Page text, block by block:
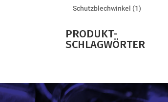
products
Schutzblechwinkel 11
PRODUKT-
SCHLAGWÖRTER